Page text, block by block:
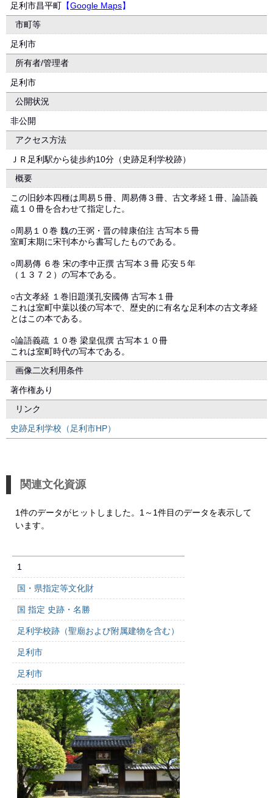
足利市昌平町 【Google Maps】
市町等
足利市
所有者/管理者
足利市
公開状況
非公開
アクセス方法
ＪＲ足利駅から徒歩約10分（史跡足利学校跡）
概要
この旧鈔本四種は周易５冊、周易傳３冊、古文孝経１冊、論語義
疏１０冊を合わせて指定した。
○周易１０巻 魏の王弼・晋の韓康伯注 古写本５冊
室町末期に宋刊本から書写したものである。
○周易傳 ６巻 宋の李中正撰 古写本３冊 応安５年
（１３７２）の写本である。
○古文孝経 １巻旧題漢孔安國傳 古写本１冊
これは室町中葉以後の写本で、歴史的に有名な足利本の古文孝経
とはこの本である。
○論語義疏 １０巻 梁皇侃撰 古写本１０冊
これは室町時代の写本である。
画像二次利用条件
著作権あり
リンク
史跡足利学校（足利市HP）
関連文化資源
1件のデータがヒットしました。1～1件目のデータを表示して
います。
1
国・県指定等文化財
国 指定 史跡・名勝
足利学校跡（聖廟および附属建物を含む）
足利市
足利市